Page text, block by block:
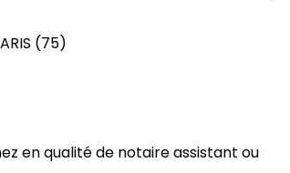
(75)
en qualité de notaire assistant ou